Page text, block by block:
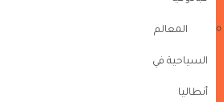
المعالم
السياحية في
أنطاليا